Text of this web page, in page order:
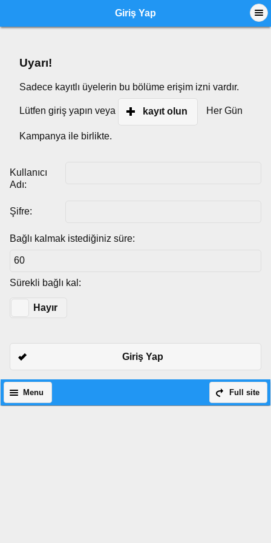
Giriş Yap
Uyarı!
Sadece kayıtlı üyelerin bu bölüme erişim izni vardır.
Lütfen giriş yapın veya kayıt olun Her Gün
Kampanya ile birlikte.
Kullanıcı
Adı:
Şifre:
Bağlı kalmak istediğiniz süre:
Sürekli bağlı kal:
Hayır
Giriş Yap
Full site
Menu